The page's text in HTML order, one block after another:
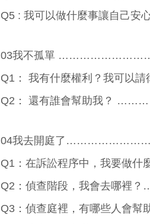
Q5 : 我可以做什麼事讓
03我不孤單
Q1： 我有什麼權利？我
Q2： 還有誰會幫助我
04我去開庭了
Q1：在訴訟程序中，
Q2：偵查階段，我會
Q3：偵查庭裡，有哪些